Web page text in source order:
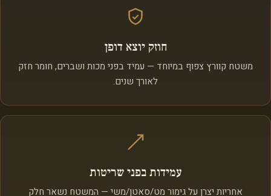
חוזק יוצא דופן
משטח קוורץ צפוף במיוחד — עמיד בפני מכות ושברים, חומר חזק
לאורך שנים.
עמידות בפני שריטות
אחריות יצרן על גימור מט/סאטן/משי — המשטח נשאר חלק